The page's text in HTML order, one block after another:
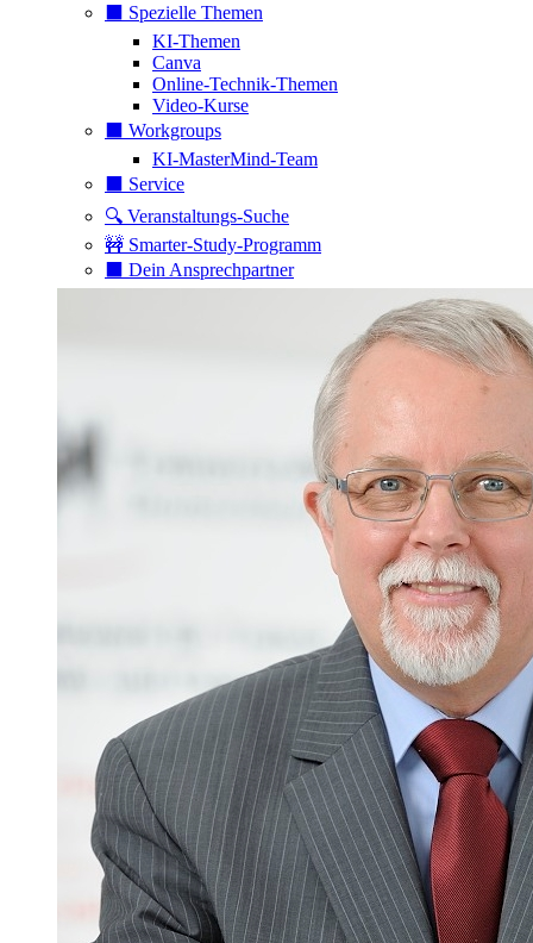
⬛️ Spezielle Themen
KI-Themen
Canva
Online-Technik-Themen
Video-Kurse
⬛️ Workgroups
KI-MasterMind-Team
⬛️ Service
🔍 Veranstaltungs-Suche
🚧 Smarter-Study-Programm
⬛️ Dein Ansprechpartner